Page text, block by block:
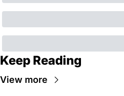
Keep Reading
View more